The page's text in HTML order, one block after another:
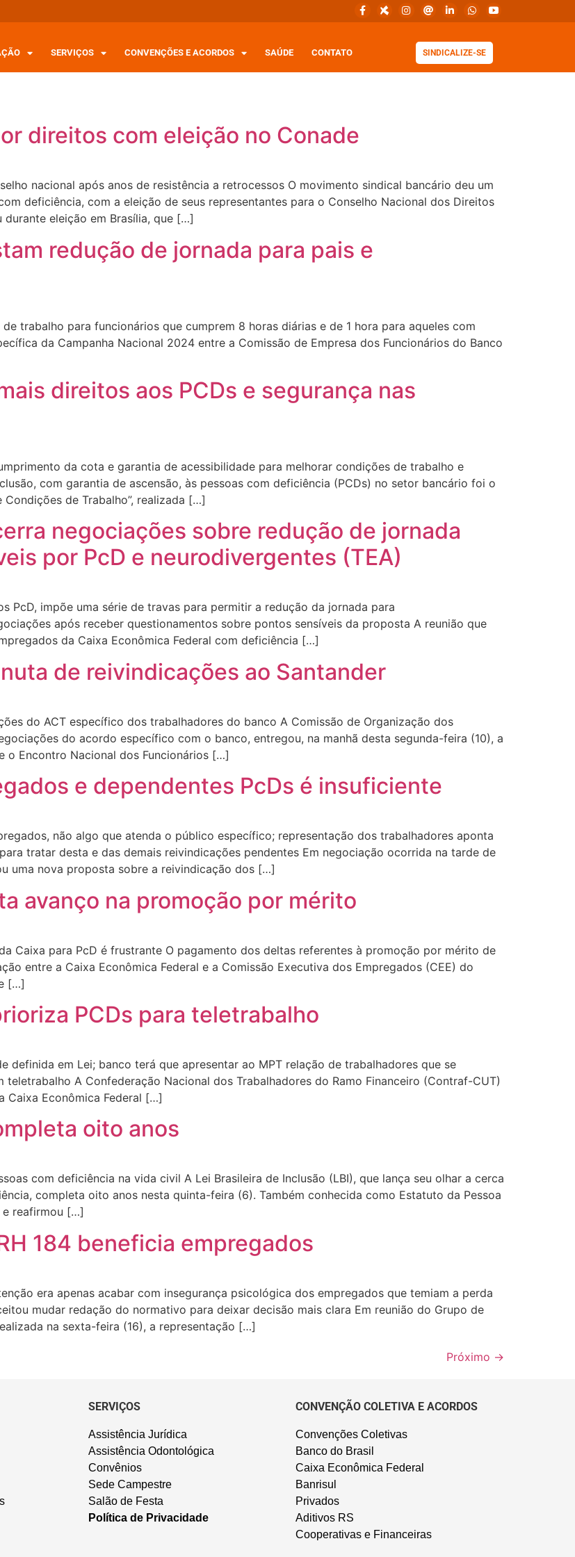
SERVIÇOS CONVENÇÕES E ACORDOS SAÚDE CONTATO SINDICALIZE-SE
direitos com eleição no Conade
nacional após anos de resistência a retrocessos O movimento sindical bancário deu um
deficiência, com a eleição de seus representantes para o Conselho Nacional dos Direitos
eleição em Brasília, que […]
redução de jornada para pais e
trabalho para funcionários que cumprem 8 horas diárias e de 1 hora para aqueles com
da Campanha Nacional 2024 entre a Comissão de Empresa dos Funcionários do Banco
direitos aos PCDs e segurança nas
da cota e garantia de acessibilidade para melhorar condições de trabalho e
com garantia de ascensão, às pessoas com deficiência (PCDs) no setor bancário foi o
de Trabalho”, realizada […]
negociações sobre redução de jornada
por PcD e neurodivergentes (TEA)
PcD, impõe uma série de travas para permitir a redução da jornada para
após receber questionamentos sobre pontos sensíveis da proposta A reunião que
da Caixa Econômica Federal com deficiência […]
de reivindicações ao Santander
do ACT específico dos trabalhadores do banco A Comissão de Organização dos
do acordo específico com o banco, entregou, na manhã desta segunda-feira (10), a
o Encontro Nacional dos Funcionários […]
e dependentes PcDs é insuficiente
não algo que atenda o público específico; representação dos trabalhadores aponta
tratar desta e das demais reivindicações pendentes Em negociação ocorrida na tarde de
uma nova proposta sobre a reivindicação dos […]
avanço na promoção por mérito
Caixa para PcD é frustrante O pagamento dos deltas referentes à promoção por mérito de
entre a Caixa Econômica Federal e a Comissão Executiva dos Empregados (CEE) do
[…]
PCDs para teletrabalho
definida em Lei; banco terá que apresentar ao MPT relação de trabalhadores que se
A Confederação Nacional dos Trabalhadores do Ramo Financeiro (Contraf-CUT)
Caixa Econômica Federal […]
oito anos
com deficiência na vida civil A Lei Brasileira de Inclusão (LBI), que lança seu olhar a cerca
completa oito anos nesta quinta-feira (6). Também conhecida como Estatuto da Pessoa
e reafirmou […]
184 beneficia empregados
era apenas acabar com insegurança psicológica dos empregados que temiam a perda
mudar redação do normativo para deixar decisão mais clara Em reunião do Grupo de
na sexta-feira (16), a representação […]
Próximo →
SERVIÇOS
Assistência Jurídica
Assistência Odontológica
Convênios
Sede Campestre
Salão de Festa
Política de Privacidade
CONVENÇÃO COLETIVA E ACORDOS
Convenções Coletivas
Banco do Brasil
Caixa Econômica Federal
Banrisul
Privados
Aditivos RS
Cooperativas e Financeiras